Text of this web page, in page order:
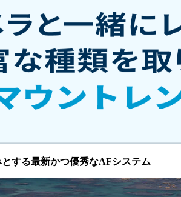
する最新かつ優秀なAFシステム